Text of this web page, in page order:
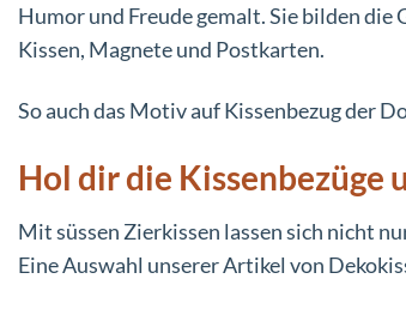
Humor und Freude gemalt. Sie bilden die
Kissen, Magnete und Postkarten.
So auch das Motiv auf Kissenbezug der
Hol dir die Kissenbezüge
Mit süssen Zierkissen lassen sich nicht
Eine Auswahl unserer Artikel von